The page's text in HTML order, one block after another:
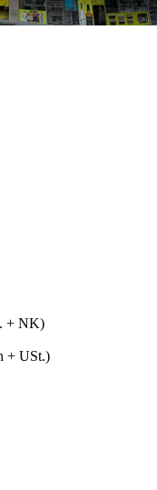
+ NK)
+ USt.)